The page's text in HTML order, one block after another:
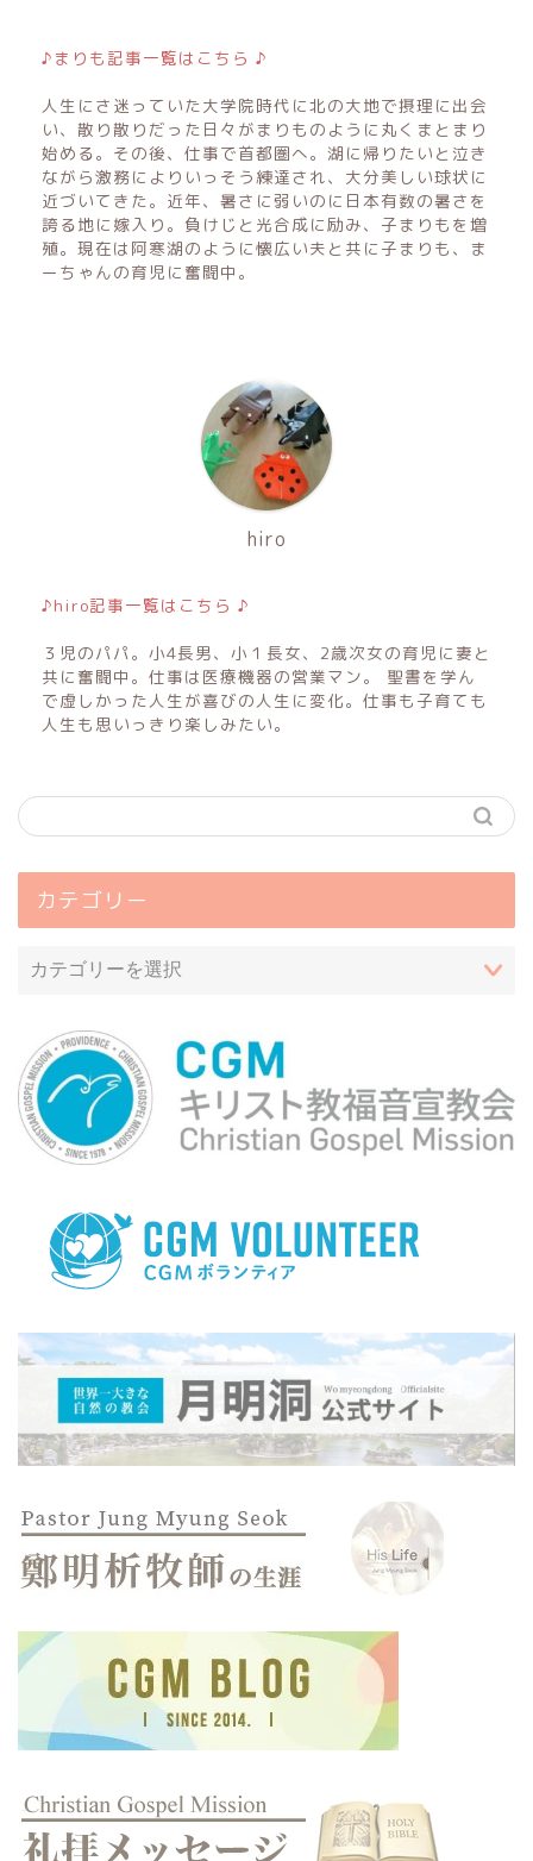
♪まりも記事一覧はこちら ♪
人生にさ迷っていた大学院時代に北の大地で摂理に出会
い、散り散りだった日々がまりものように丸くまとまり
始める。その後、仕事で首都圏へ。湖に帰りたいと泣き
ながら激務によりいっそう練達され、大分美しい球状に
近づいてきた。近年、暑さに弱いのに日本有数の暑さを
誇る地に嫁入り。負けじと光合成に励み、子まりもを増
殖。現在は阿寒湖のように懐広い夫と共に子まりも、ま
ーちゃんの育児に奮闘中。
hiro
♪hiro記事一覧はこちら ♪
３児のパパ。小4長男、小１長女、2歳次女の育児に妻と
共に奮闘中。仕事は医療機器の営業マン。 聖書を学ん
で虚しかった人生が喜びの人生に変化。仕事も子育ても
人生も思いっきり楽しみたい。
カテゴリー